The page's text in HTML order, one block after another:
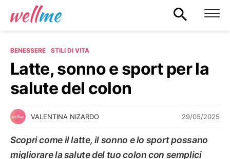
BENESSERE STILI DI VITA
Latte, sonno e sport per la
salute del colon
VALENTINA NIZARDO 29/05/2025
Scopri come il latte, il sonno e lo sport possano
migliorare la salute del tuo colon con semplici